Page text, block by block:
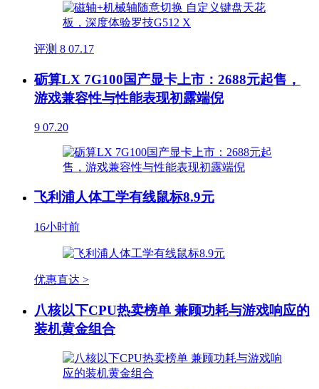
评测 8 07.17
砺算LX 7G100国产显卡上市：2688元起售，
游戏兼容性与性能表现初露端倪
9 07.20
飞利浦人体工学有线鼠标8.9元
16小时前
优惠直达 >
八核以下CPU热卖榜单 兼顾功耗与游戏响应的
装机黄金组合